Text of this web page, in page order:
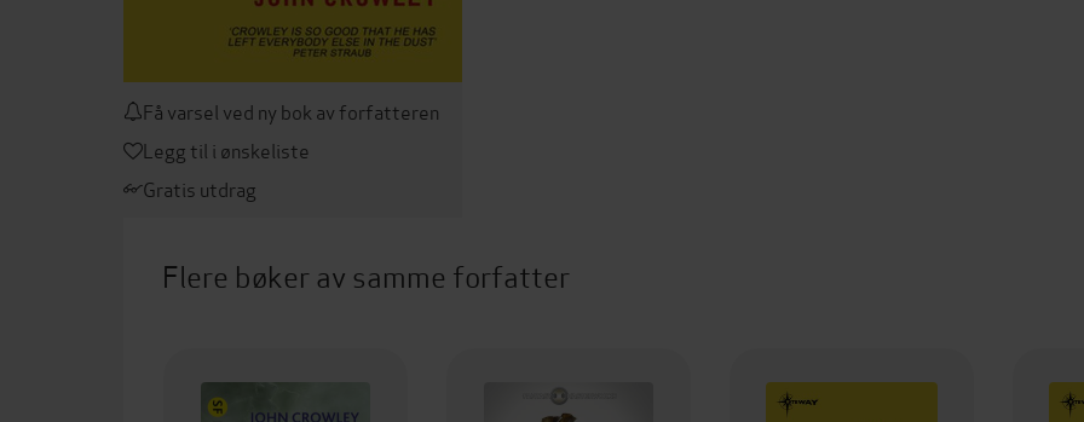
Få varsel ved ny bok av forfatteren
Legg til i ønskeliste
Gratis utdrag
Flere bøker av samme forfatter